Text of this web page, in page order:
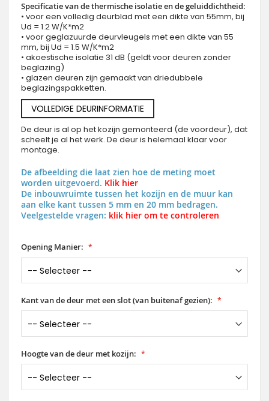
Specificatie van de thermische isolatie en de geluiddichtheid:
• voor een volledig deurblad met een dikte van 55mm, bij
Ud = 1.2 W/K*m2
• voor geglazuurde deurvleugels met een dikte van 55
mm, bij Ud = 1.5 W/K*m2
• akoestische isolatie 31 dB (geldt voor deuren zonder
beglazing)
• glazen deuren zijn gemaakt van driedubbele
beglazingspakketten.
VOLLEDIGE DEURINFORMATIE
De deur is al op het kozijn gemonteerd (de voordeur), dat
scheelt je al het werk. De deur is helemaal klaar voor
montage.
De afbeelding die laat zien hoe de meting moet
worden uitgevoerd. Klik hier
De inbouwruimte tussen het kozijn en de muur kan
aan elke kant tussen 5 mm en 20 mm bedragen.
Veelgestelde vragen: klik hier om te controleren
Opening Manier:
Kant van de deur met een slot (van buitenaf gezien):
Hoogte van de deur met kozijn: